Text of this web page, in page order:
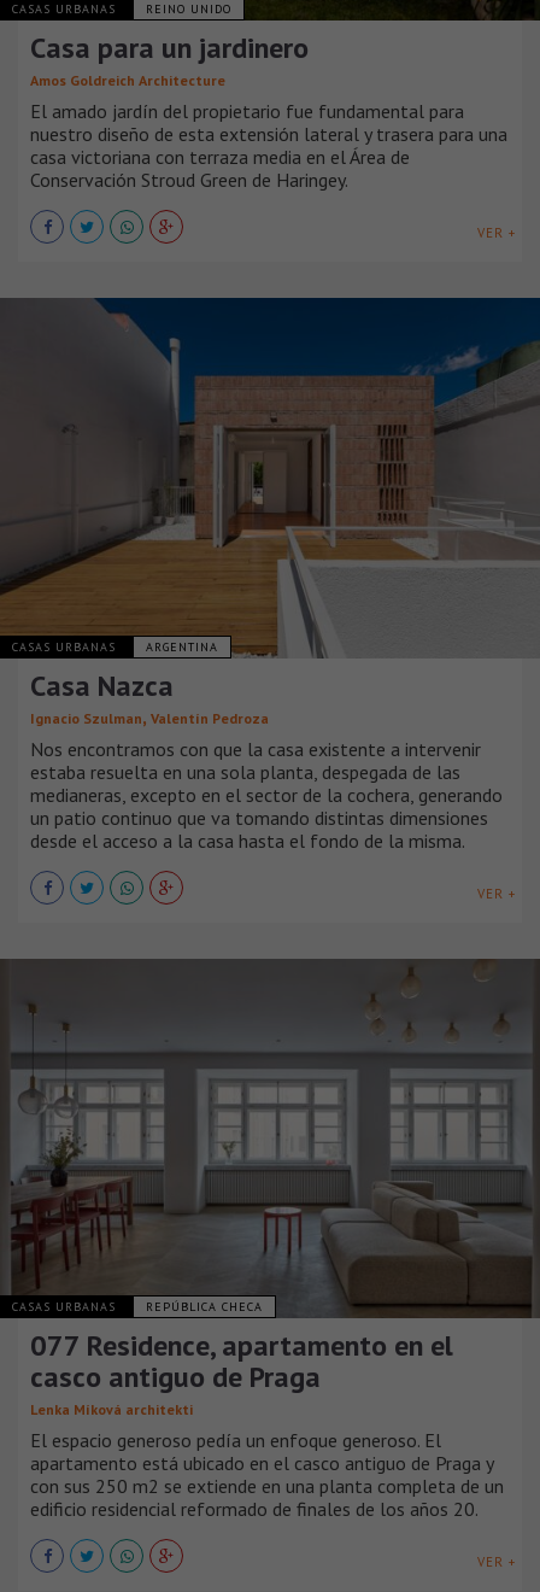
CASAS URBANAS REINO UNIDO
Casa para un jardinero
Amos Goldreich Architecture
El amado jardín del propietario fue fundamental para
nuestro diseño de esta extensión lateral y trasera para una
casa victoriana con terraza media en el Área de
Conservación Stroud Green de Haringey.
VER +
CASAS URBANAS ARGENTINA
Casa Nazca
Ignacio Szulman, Valentín Pedroza
Nos encontramos con que la casa existente a intervenir
estaba resuelta en una sola planta, despegada de las
medianeras, excepto en el sector de la cochera, generando
un patio continuo que va tomando distintas dimensiones
desde el acceso a la casa hasta el fondo de la misma.
VER +
CASAS URBANAS REPÚBLICA CHECA
077 Residence, apartamento en el
casco antiguo de Praga
Lenka Míková architekti
El espacio generoso pedía un enfoque generoso. El
apartamento está ubicado en el casco antiguo de Praga y
con sus 250 m2 se extiende en una planta completa de un
edificio residencial reformado de finales de los años 20.
VER +